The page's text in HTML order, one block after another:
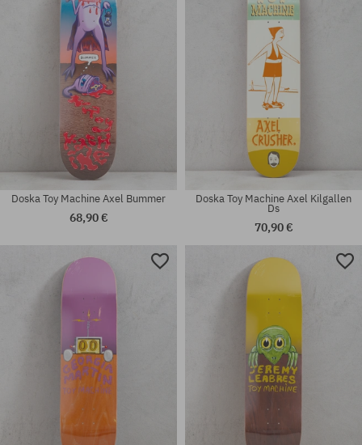
Dostupné veľkosti:
Dostupné veľkosti:
Doska Toy Machine Axel Bummer
68,90 €
Doska Toy Machine Axel Kilgallen
Ds
70,90 €